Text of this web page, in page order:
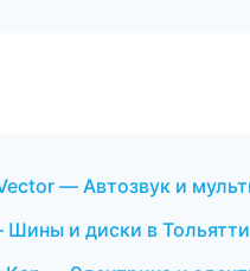
— Автозвук и
и диски в Тольятти